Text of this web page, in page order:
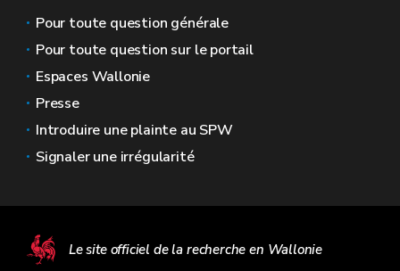
Pour toute question générale
Pour toute question sur le portail
Espaces Wallonie
Presse
Introduire une plainte au SPW
Signaler une irrégularité
Le site officiel de la recherche en Wallonie